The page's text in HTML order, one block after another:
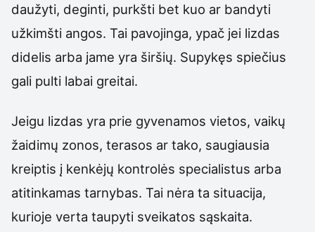
daužyti, deginti, purkšti bet kuo ar bandyti
užkimšti angos. Tai pavojinga, ypač jei lizdas
didelis arba jame yra širšių. Supykęs spiečius
gali pulti labai greitai.
Jeigu lizdas yra prie gyvenamos vietos, vaikų
žaidimų zonos, terasos ar tako, saugiausia
kreiptis į kenkėjų kontrolės specialistus arba
atitinkamas tarnybas. Tai nėra ta situacija,
kurioje verta taupyti sveikatos sąskaita.